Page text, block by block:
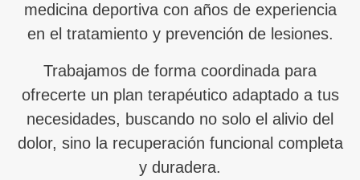
medicina deportiva con años de experiencia
en el tratamiento y prevención de lesiones.
Trabajamos de forma coordinada para
ofrecerte un plan terapéutico adaptado a tus
necesidades, buscando no solo el alivio del
dolor, sino la recuperación funcional completa
y duradera.